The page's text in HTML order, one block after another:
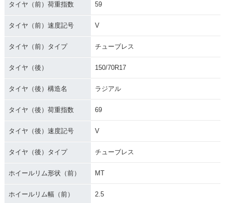
タイヤ（前）荷重指数 59
タイヤ（前）速度記号 V
タイヤ（前）タイプ チューブレス
タイヤ（後） 150/70R17
タイヤ（後）構造名 ラジアル
タイヤ（後）荷重指数 69
タイヤ（後）速度記号 V
タイヤ（後）タイプ チューブレス
ホイールリム形状（前） MT
ホイールリム幅（前） 2.5